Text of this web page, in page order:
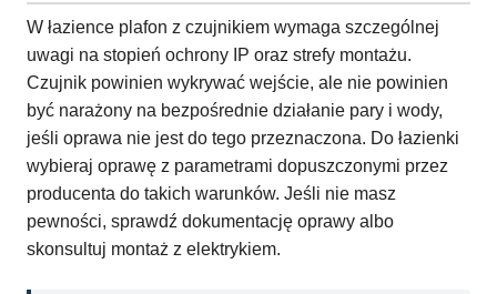
W łazience plafon z czujnikiem wymaga szczególnej
uwagi na stopień ochrony IP oraz strefy montażu.
Czujnik powinien wykrywać wejście, ale nie powinien
być narażony na bezpośrednie działanie pary i wody,
jeśli oprawa nie jest do tego przeznaczona. Do łazienki
wybieraj oprawę z parametrami dopuszczonymi przez
producenta do takich warunków. Jeśli nie masz
pewności, sprawdź dokumentację oprawy albo
skonsultuj montaż z elektrykiem.